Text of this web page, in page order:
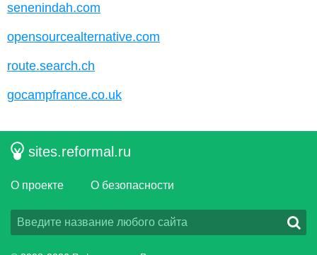
senenindah.com
opensourcealternative.com
route.search.ch
gocampfrance.co.uk
sites.reformal.ru
О проекте О безопасности